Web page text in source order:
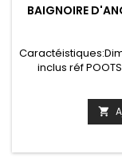
BAIGNOIRE
inclus réf
cm Couleur de
poignée,
balnéo...
gris)Cette
